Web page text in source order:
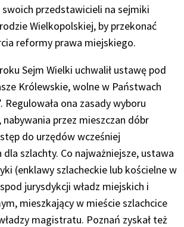
swoich przedstawicieli na sejmiki
Wielkopolskiej, by przekonać
reformy prawa miejskiego.
Sejm Wielki uchwalił ustawę pod
Królewskie, wolne w Państwach
Regulowała ona zasady wyboru
nabywania przez mieszczan dóbr
do urzędów wcześniej
szlachty. Co najważniejsze, ustawa
(enklawy szlacheckie lub kościelne w
jurysdykcji władz miejskich i
mieszkający w mieście szlachcice
magistratu. Poznań zyskał też